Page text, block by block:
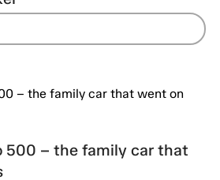
500 – the family car that